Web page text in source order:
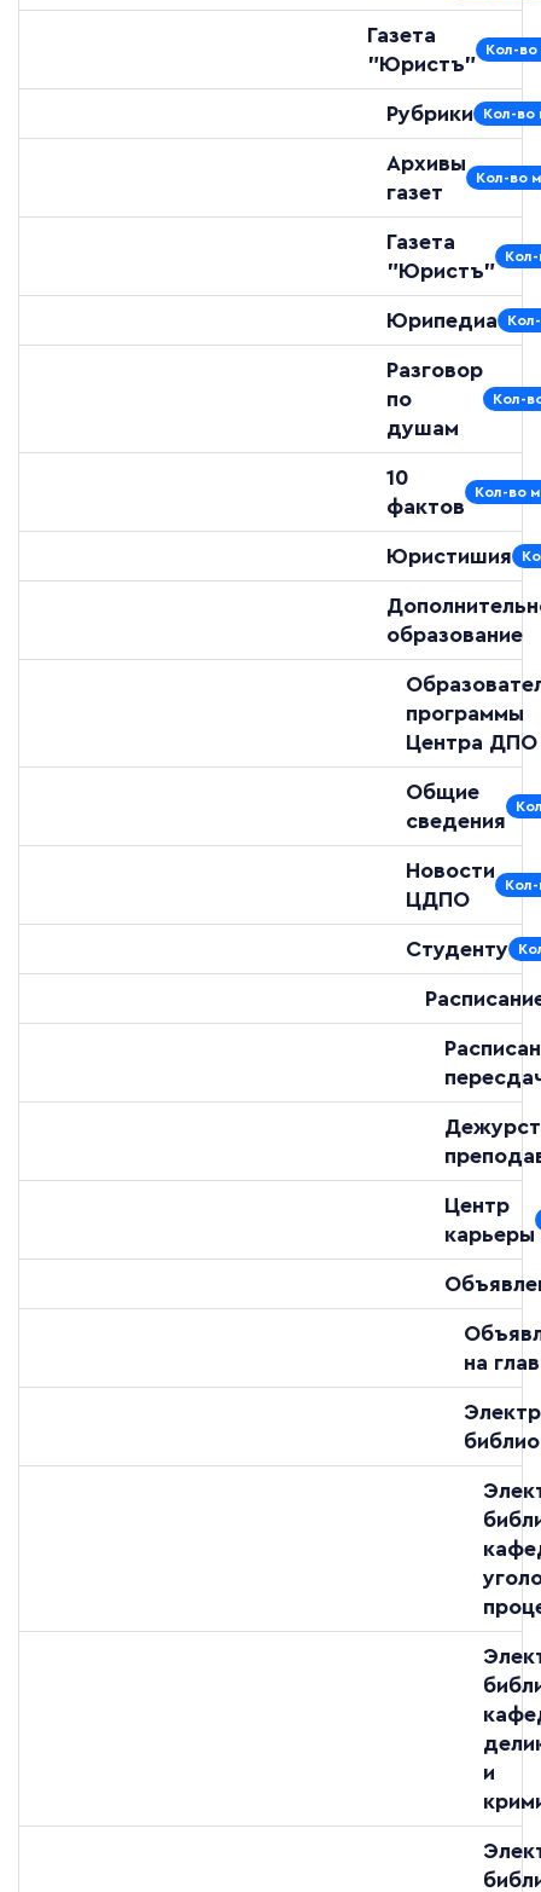
Газета
"Юристъ"
Кол-во
Рубрики Кол-во
Архивы
газет
Кол-во
Газета
"Юристъ"
Юрипедиа
Разговор
по
душам
Кол-
10
фактов
Кол-во
Юристишия
образование
программы
Центра ДПО
Общие
сведения
Новости
ЦДПО
Студенту
Центр
карьеры
на
и